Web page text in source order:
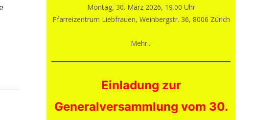
Montag, 30. März 2026, 19.00 Uhr
Pfarreizentrum Liebfrauen, Weinbergstr. 36, 8006 Zürich
Mehr...
Einladung zur
Generalversammlung vom 30.